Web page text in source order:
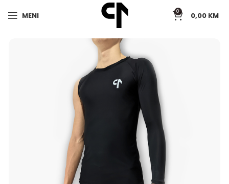
MENI 0 0,00 KM